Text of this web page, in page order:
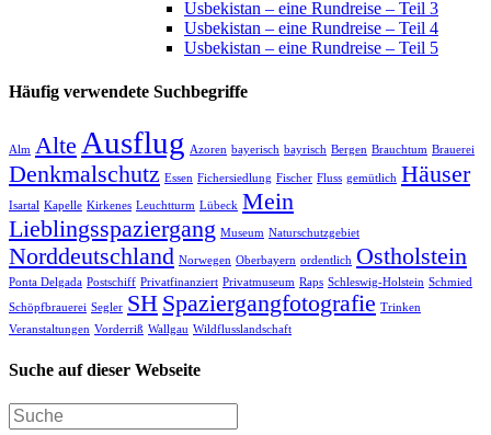
Usbekistan – eine Rundreise – Teil 3
Usbekistan – eine Rundreise – Teil 4
Usbekistan – eine Rundreise – Teil 5
Häufig verwendete Suchbegriffe
Alm Alte Ausflug Azoren bayerisch bayrisch Bergen Brauchtum Brauerei
Denkmalschutz Essen Fichersiedlung Fischer Fluss gemütlich Häuser
Isartal Kapelle Kirkenes Leuchtturm Lübeck Mein
Lieblingsspaziergang Museum Naturschutzgebiet
Norddeutschland Norwegen Oberbayern ordentlich Ostholstein
Ponta Delgada Postschiff Privatfinanziert Privatmuseum Raps Schleswig-Holstein Schmied
Schöpfbrauerei Segler SH Spaziergangfotografie Trinken
Veranstaltungen Vorderriß Wallgau Wildflusslandschaft
Suche auf dieser Webseite